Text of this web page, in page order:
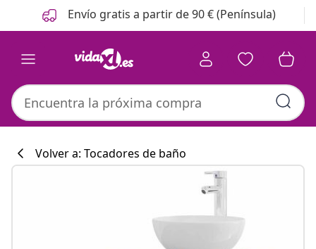
Anterior
Siguiente Envío gratis a partir de 90 € (Península)
Volver a: Tocadores de baño